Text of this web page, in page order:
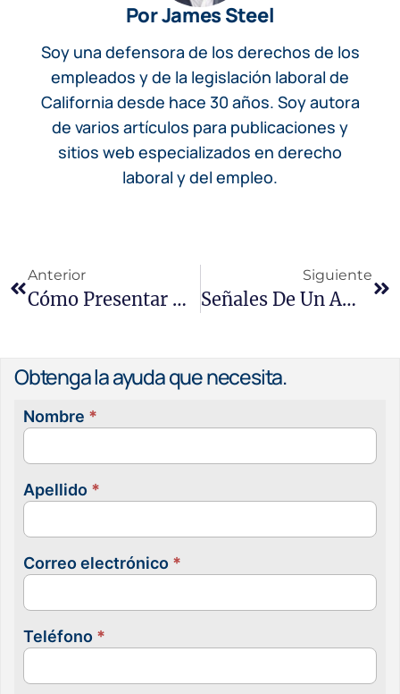
Por James Steel
Soy una defensora de los derechos de los
empleados y de la legislación laboral de
California desde hace 30 años. Soy autora
de varios artículos para publicaciones y
sitios web especializados en derecho
laboral y del empleo.
Anterior
Cómo Presentar Una Reclamación Salarial: Su Proceso Paso A Paso
Siguiente
Señales De Un Ambiente De Trabajo Hostil: Lo Que Los Trabajadores De California Deben Saber
Obtenga la ayuda que necesita.
Contacta
nosotras
Nombre *
Apellido *
Correo electrónico *
Teléfono *